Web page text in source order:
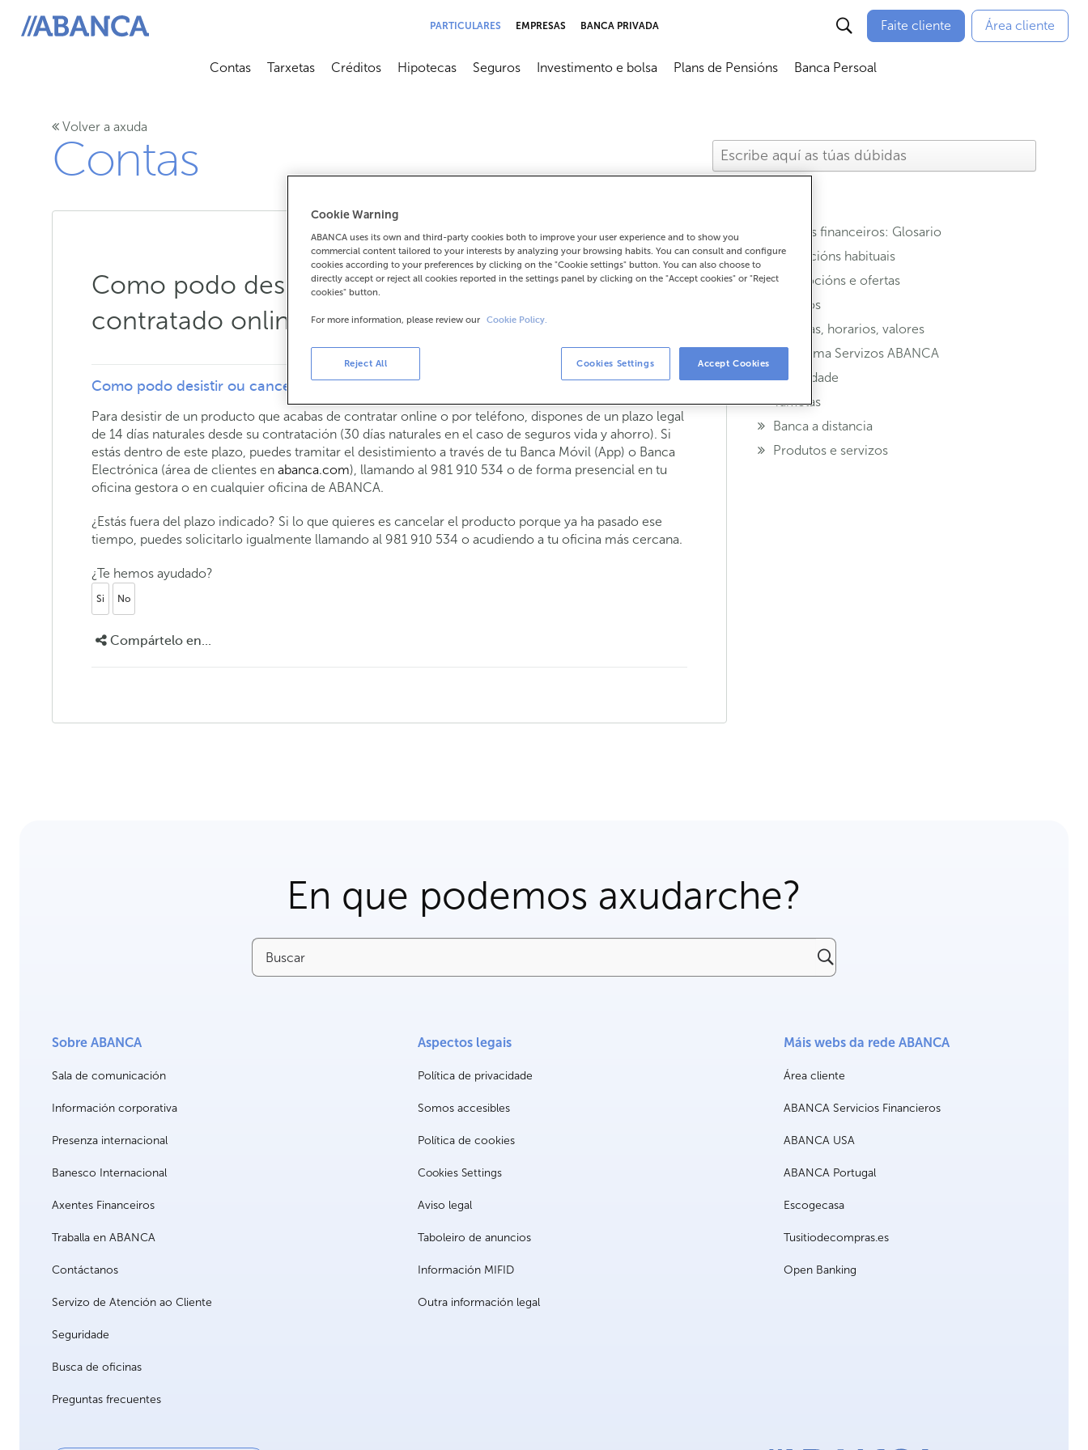
ABANCA
PARTICULARES EMPRESAS BANCA PRIVADA Faite cliente Área cliente
Contas
Abrir submenú
Tarxetas
Abrir submenú
Créditos
Abrir submenú
Hipotecas
Abrir submenú
Seguros
Abrir submenú
Investimento e bolsa
Abrir submenú
Plans de Pensións
Abrir submenú
Banca Persoal
Volver a axuda
Contas
Como podo desistir ou cancelar un produto
contratado online?
Como podo desistir ou cancelar un produto contratado online?
Para desistir de un producto que acabas de contratar online o por teléfono, dispones de un plazo legal
de 14 días naturales desde su contratación (30 días naturales en el caso de seguros vida y ahorro). Si
estás dentro de este plazo, puedes tramitar el desistimiento a través de tu Banca Móvil (App) o Banca
Electrónica (área de clientes en abanca.com), llamando al 981 910 534 o de forma presencial en tu
oficina gestora o en cualquier oficina de ABANCA.
¿Estás fuera del plazo indicado? Si lo que quieres es cancelar el producto porque ya ha pasado ese
tiempo, puedes solicitarlo igualmente llamando al 981 910 534 o acudiendo a tu oficina más cercana.
¿Te hemos ayudado?
Si No
Compártelo en...
Termos financeiros: Glosario
Operacións habituais
Promocións e ofertas
Seguros
Oficinas, horarios, valores
Programa Servizos ABANCA
Seguridade
Tarxetas
Banca a distancia
Produtos e servizos
En que podemos axudarche?
Buscar
Sobre ABANCA
Sala de comunicación
Información corporativa
Presenza internacional
Banesco Internacional
Axentes Financeiros
Traballa en ABANCA
Contáctanos
Servizo de Atención ao Cliente
Seguridade
Busca de oficinas
Preguntas frecuentes
Aspectos legais
Política de privacidade
Somos accesibles
Política de cookies
Cookies Settings
Aviso legal
Taboleiro de anuncios
Información MIFID
Outra información legal
Máis webs da rede ABANCA
Área cliente
ABANCA Servicios Financieros
ABANCA USA
ABANCA Portugal
Escogecasa
Tusitiodecompras.es
Open Banking
Cookie Warning
ABANCA uses its own and third-party cookies both to improve your user experience and to show you
commercial content tailored to your interests by analyzing your browsing habits. You can consult and configure
cookies according to your preferences by clicking on the "Cookie settings" button. You can also choose to
directly accept or reject all cookies reported in the settings panel by clicking on the "Accept cookies" or "Reject
cookies" button.
For more information, please review our Cookie Policy.
Reject All Cookies Settings Accept Cookies